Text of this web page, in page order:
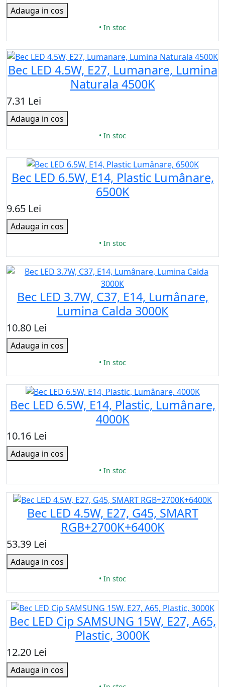
Adauga in cos
• In stoc
Bec LED 4.5W, E27, Lumanare, Lumina
Naturala 4500K
7.31 Lei
Adauga in cos
• In stoc
Bec LED 6.5W, E14, Plastic Lumânare,
6500K
9.65 Lei
Adauga in cos
• In stoc
Bec LED 3.7W, C37, E14, Lumânare,
Lumina Calda 3000К
10.80 Lei
Adauga in cos
• In stoc
Bec LED 6.5W, E14, Plastic, Lumânare,
4000K
10.16 Lei
Adauga in cos
• In stoc
Bec LED 4.5W, E27, G45, SMART
RGB+2700K+6400K
53.39 Lei
Adauga in cos
• In stoc
Bec LED Cip SAMSUNG 15W, E27, A65,
Plastic, 3000K
12.20 Lei
Adauga in cos